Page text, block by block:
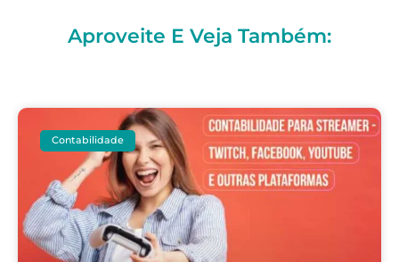
Aproveite E Veja Também:
Contabilidade